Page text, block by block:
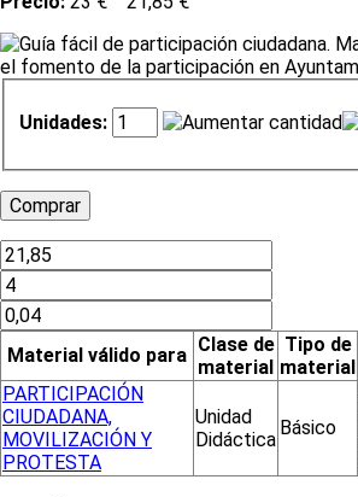
Unidades:
Material válido para Clase de
material
Tipo de
material
PARTICIPACIÓN
CIUDADANA,
MOVILIZACIÓN Y
PROTESTA
Unidad
Didáctica
Básico